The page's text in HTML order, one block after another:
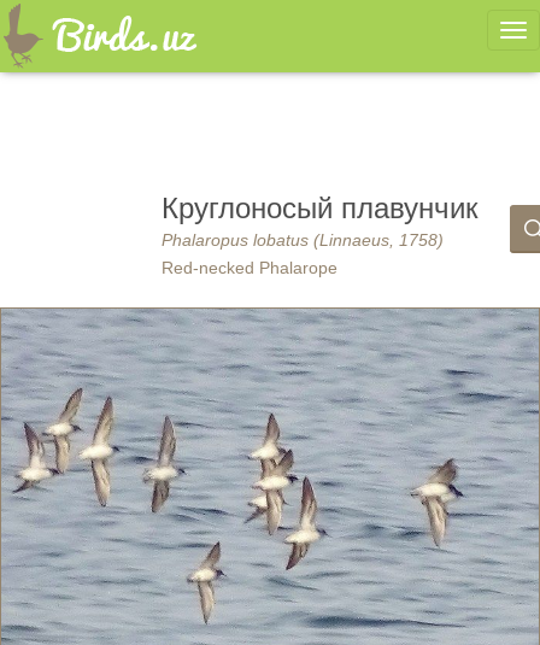
Круглоносый плавунчик
Phalaropus lobatus (Linnaeus, 1758)
Red-necked Phalarope